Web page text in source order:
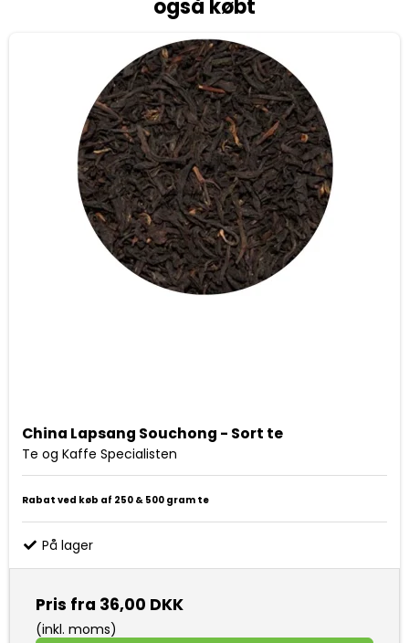
også købt
China Lapsang Souchong - Sort te
Te og Kaffe Specialisten
Rabat ved køb af 250 & 500 gram te
På lager
Pris fra 36,00 DKK
(inkl. moms)